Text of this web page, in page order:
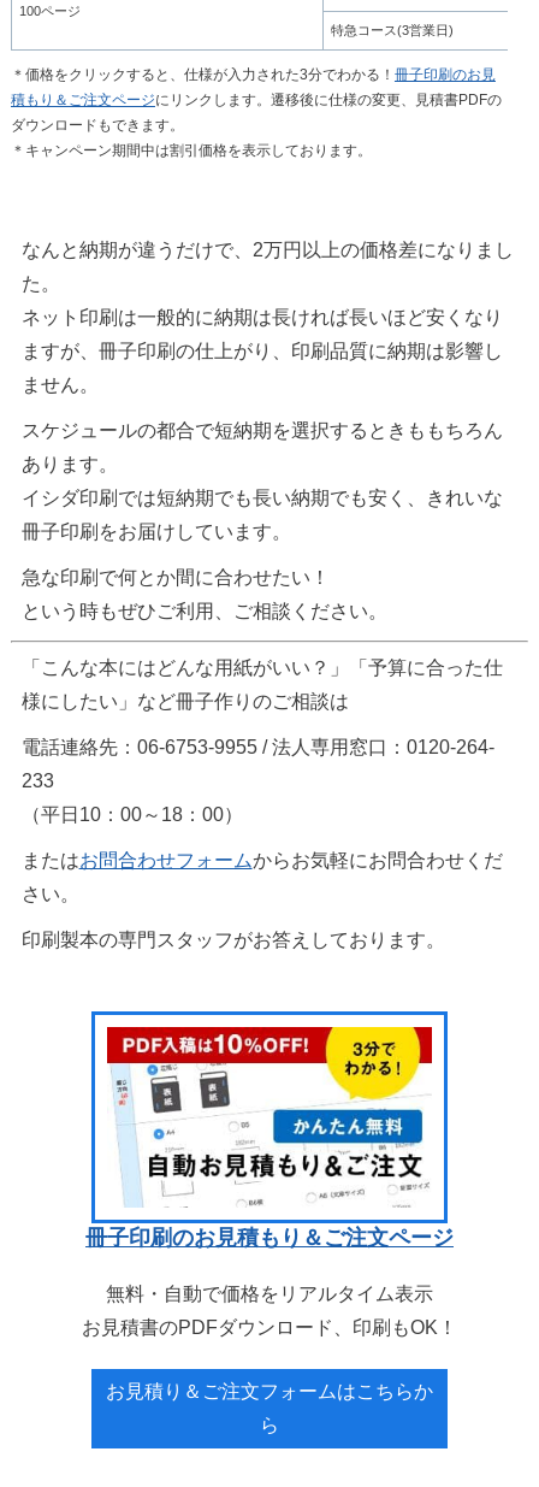
100ページ
特急コース(3営業日)
＊価格をクリックすると、仕様が入力された3分でわかる！ 冊子印刷のお見
積もり＆ご注文ページにリンクします。遷移後に仕様の変更、見積書PDFの
ダウンロードもできます。
＊キャンペーン期間中は割引価格を表示しております。
なんと納期が違うだけで、2万円以上の価格差になりまし
た。
ネット印刷は一般的に納期は長ければ長いほど安くなり
ますが、冊子印刷の仕上がり、印刷品質に納期は影響し
ません。
スケジュールの都合で短納期を選択するときももちろん
あります。
イシダ印刷では短納期でも長い納期でも安く、きれいな
冊子印刷をお届けしています。
急な印刷で何とか間に合わせたい！
という時もぜひご利用、ご相談ください。
「こんな本にはどんな用紙がいい？」「予算に合った仕
様にしたい」など冊子作りのご相談は
電話連絡先：06-6753-9955 / 法人専用窓口：0120-264-
233
（平日10：00～18：00）
またはお問合わせフォームからお気軽にお問合わせくだ
さい。
印刷製本の専門スタッフがお答えしております。
冊子印刷のお見積もり＆ご注文ページ
無料・自動で価格をリアルタイム表示
お見積書のPDFダウンロード、印刷もOK！
お見積り＆ご注文フォームはこちらか
ら